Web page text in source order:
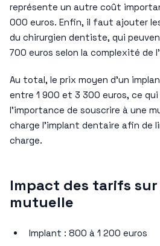
représente un autre coût
000 euros. Enfin, il faut ajouter
du chirurgien dentiste, qui
700 euros selon la complexité de
Au total, le prix moyen d’un
entre 1 900 et 3 300 euros, ce
l’importance de souscrire à une
charge l’implant dentaire afin de
charge.
Impact des tarifs
mutuelle
Implant : 800 à 1 200 euros